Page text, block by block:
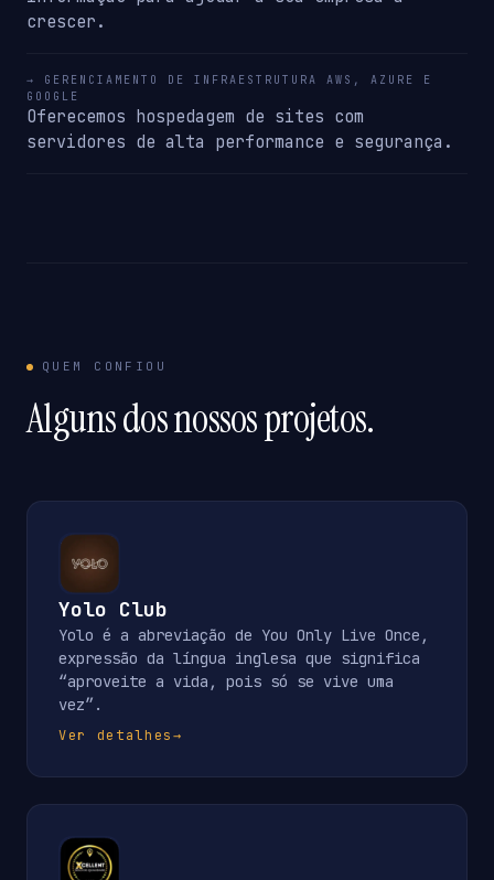
crescer.
→ GERENCIAMENTO DE INFRAESTRUTURA AWS, AZURE E
GOOGLE
Oferecemos hospedagem de sites com
servidores de alta performance e segurança.
QUEM CONFIOU
Alguns dos nossos projetos.
Yolo Club
Yolo é a abreviação de You Only Live Once,
expressão da língua inglesa que significa
“aproveite a vida, pois só se vive uma
vez”.
Ver detalhes→